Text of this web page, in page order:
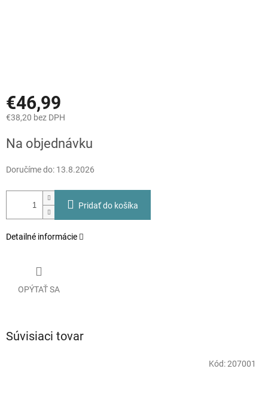
€46,99
€38,20 bez DPH
cena:
Na objednávku
Doručíme do: 13.8.2026
Pridať do košíka
Detailné informácie
OPÝTAŤ SA
Súvisiaci tovar
Kód:207001